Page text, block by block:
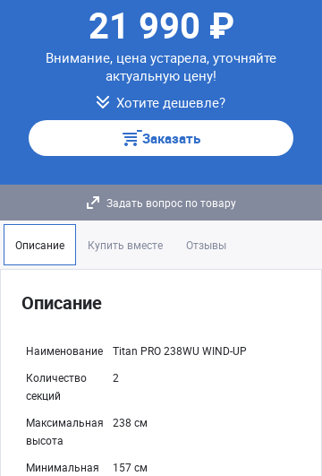
21 990 ₽
Внимание, цена устарела, уточняйте
актуальную цену!
Хотите дешевле?
Заказать
Задать вопрос по товару
Описание Купить вместе Отзывы
Описание
Наименование
Titan PRO 238WU WIND-UP
Количество
секций
2
Максимальная
высота
238 см
Минимальная
157 см